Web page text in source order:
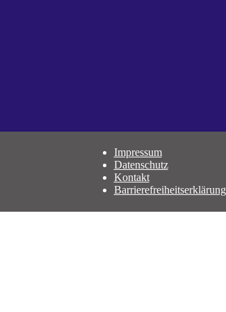
Impressum
Datenschutz
Kontakt
Barrierefreiheitserklärung